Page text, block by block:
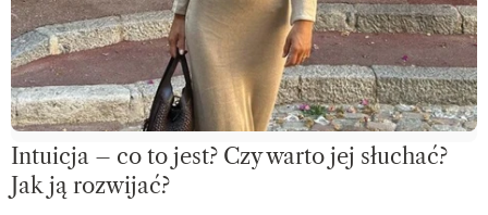
Intuicja – co to jest? Czy warto jej słuchać?
Jak ją rozwijać?